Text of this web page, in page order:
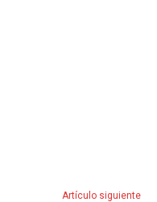
Artículo siguiente